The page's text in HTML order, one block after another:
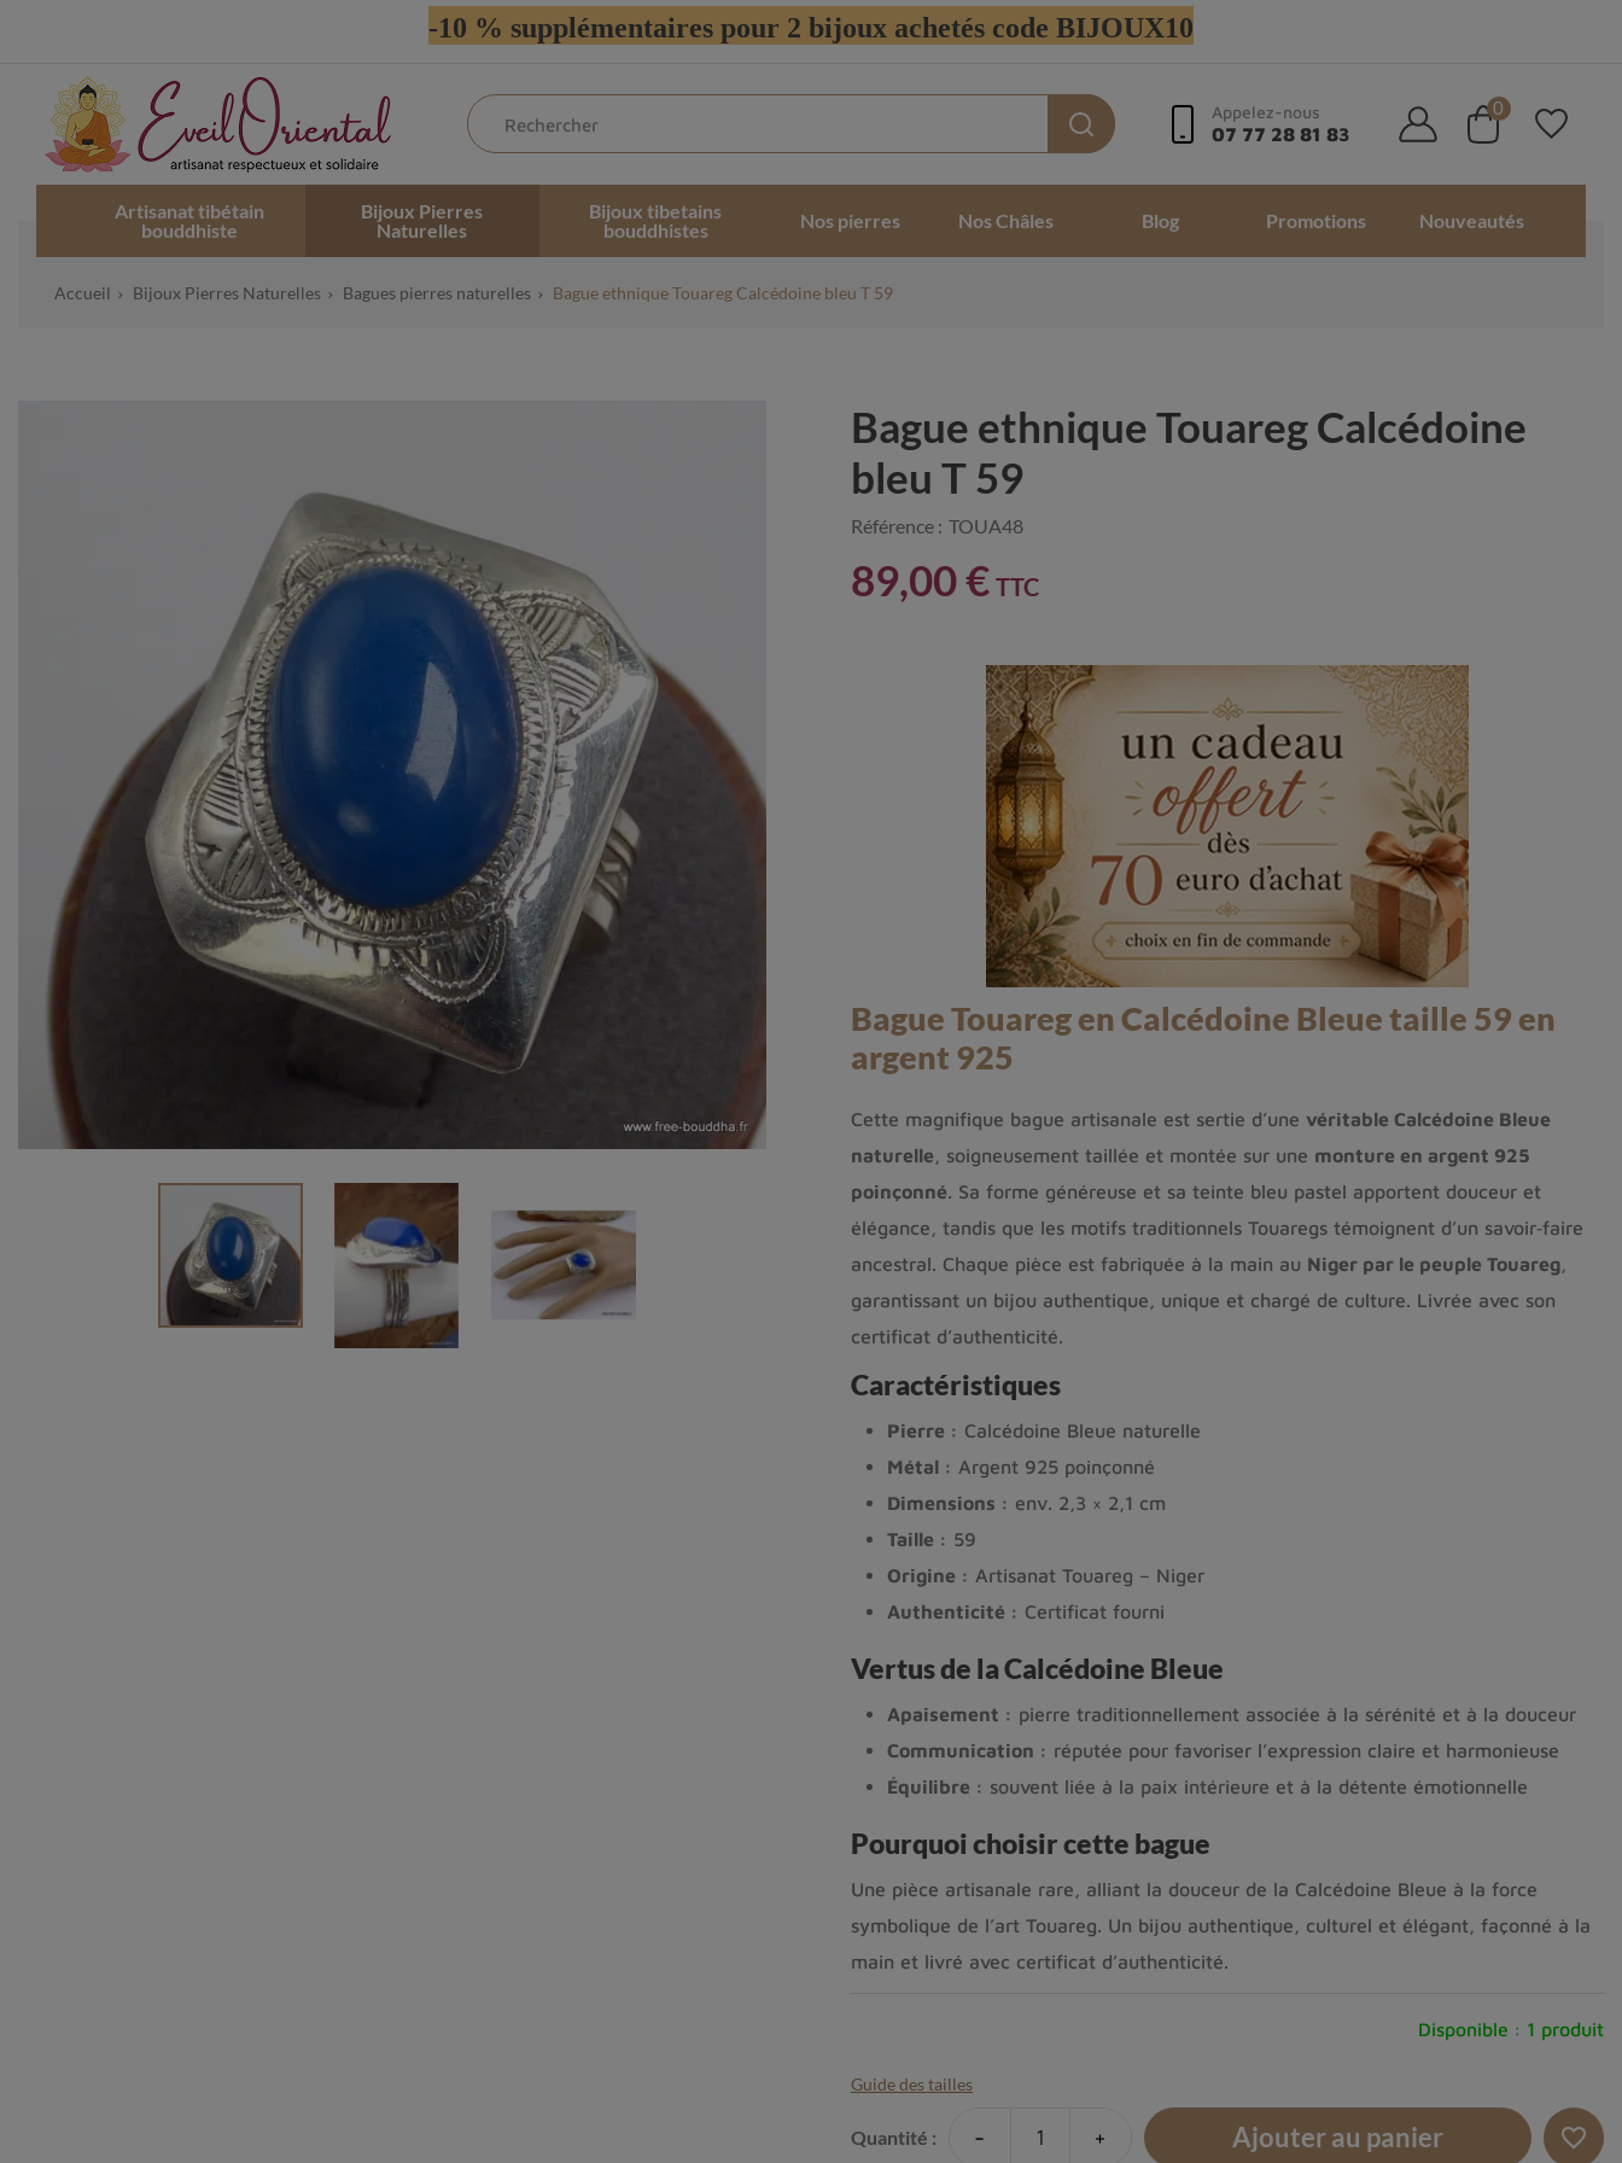
-10 % supplémentaires pour 2 bijoux achetés code BIJOUX10
Appelez-nous
07 77 28 81 83
0
Artisanat tibétain
bouddhiste
Bijoux Pierres
Naturelles
Bijoux tibetains
bouddhistes
Nos pierres Nos Châles Blog Promotions Nouveautés
Accueil Bijoux Pierres Naturelles Bagues pierres naturelles Bague ethnique Touareg Calcédoine bleu T 59
Bague ethnique Touareg Calcédoine
bleu T 59
Référence : TOUA48
89,00 € TTC
Bague Touareg en Calcédoine Bleue taille 59 en
argent 925
Cette magnifique bague artisanale est sertie d’une véritable Calcédoine Bleue
naturelle , soigneusement taillée et montée sur une monture en argent 925
poinçonné. Sa forme généreuse et sa teinte bleu pastel apportent douceur et
élégance, tandis que les motifs traditionnels Touaregs témoignent d’un savoir‑faire
ancestral. Chaque pièce est fabriquée à la main au Niger par le peuple Touareg,
garantissant un bijou authentique, unique et chargé de culture. Livrée avec son
certificat d’authenticité.
Caractéristiques
Pierre : Calcédoine Bleue naturelle
Métal : Argent 925 poinçonné
Dimensions : env. 2,3 × 2,1 cm
Taille : 59
Origine : Artisanat Touareg – Niger
Authenticité : Certificat fourni
Vertus de la Calcédoine Bleue
Apaisement : pierre traditionnellement associée à la sérénité et à la douceur
Communication : réputée pour favoriser l’expression claire et harmonieuse
Équilibre : souvent liée à la paix intérieure et à la détente émotionnelle
Pourquoi choisir cette bague
Une pièce artisanale rare, alliant la douceur de la Calcédoine Bleue à la force
symbolique de l’art Touareg. Un bijou authentique, culturel et élégant, façonné à la
main et livré avec certificat d’authenticité.
Disponible : 1 produit
Guide des tailles
Quantité : - + Ajouter au panier favorite_border